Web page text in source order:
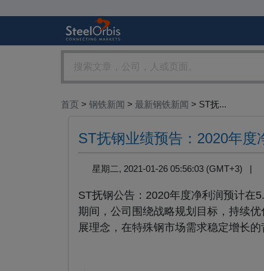
首页 > 钢铁新闻 > 最新钢铁新闻 > ST抚...
ST抚钢业绩预告：2020年度
星期二, 2021-01-26 05:56:03 (GMT+3) |
ST抚钢公告：2020年度净利润预计在
期间，公司围绕战略规划目标，持续
展理念，在特殊钢市场需求稳定增长